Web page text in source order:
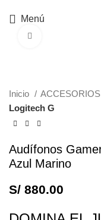
Menú
Inicio
Logitech G
Audífonos
Azul Marino
S/ 880.00